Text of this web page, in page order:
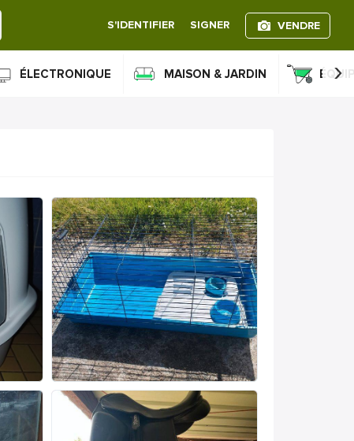
S'IDENTIFIER SIGNER VENDRE
ÉLECTRONIQUE MAISON & JARDIN ›